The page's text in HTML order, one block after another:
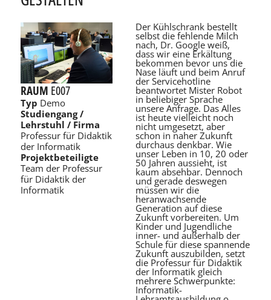
RAUM E007
Typ Demo
Studiengang /
Lehrstuhl / Firma
Professur für Didaktik
der Informatik
Projektbeteiligte
Team der Professur
für Didaktik der
Informatik
Der Kühlschrank bestellt
selbst die fehlende Milch
nach, Dr. Google weiß,
dass wir eine Erkältung
bekommen bevor uns die
Nase läuft und beim Anruf
der Servicehotline
beantwortet Mister Robot
in beliebiger Sprache
unsere Anfrage. Das Alles
ist heute vielleicht noch
nicht umgesetzt, aber
schon in naher Zukunft
durchaus denkbar. Wie
unser Leben in 10, 20 oder
50 Jahren aussieht, ist
kaum absehbar. Dennoch
und gerade deswegen
müssen wir die
heranwachsende
Generation auf diese
Zukunft vorbereiten. Um
Kinder und Jugendliche
inner- und außerhalb der
Schule für diese spannende
Zukunft auszubilden, setzt
die Professur für Didaktik
der Informatik gleich
mehrere Schwerpunkte:
Informatik-